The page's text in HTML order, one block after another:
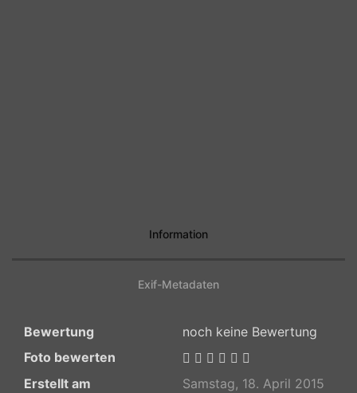
Information
Exif-Metadaten
Bewertung
noch keine Bewertung
Foto bewerten
Erstellt am
Samstag, 18. April 2015